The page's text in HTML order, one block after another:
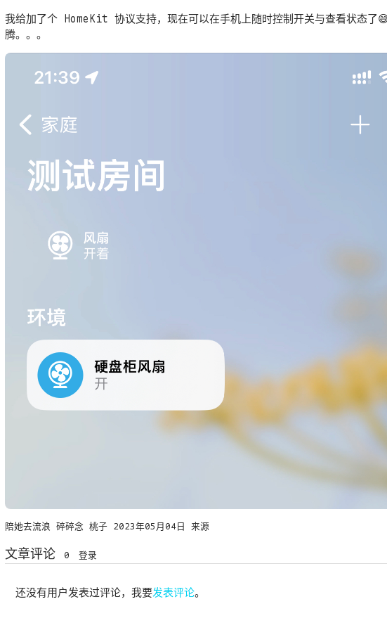
我给加了个 HomeKit 协议支持，现在可以在手机上随时控制开关与查看状态了
腾。。。
陪她去流浪 碎碎念 桃子 2023年05月04日 来源
文章评论 0 登录
还没有用户发表过评论，我要发表评论。